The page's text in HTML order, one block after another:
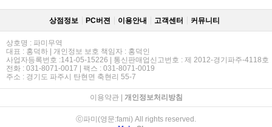
상점정보 PC버젼 이용안내 고객센터 커뮤니티
상호명 : 파미무역
대표 : 홍덕하 | 개인정보 보호 책임자 : 홍덕인
사업자등록번호 :141-05-15226 | 통신판매업신고번호 : 제 2012-경기파주-4118호
전화 : 031-8071-0017 | 팩스 : 031-8071-0019
주소 : 경기도 파주시 탄현면 축현리 55-7
이용약관| 개인정보처리방침
ⓒ파미(영문:fami) All rights reserved.